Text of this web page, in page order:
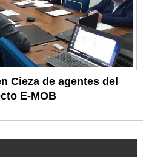
Cieza de agentes del
E-MOB